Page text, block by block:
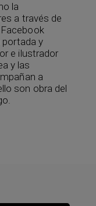
la
a través de
y
e ilustrador
y las
a
son obra del